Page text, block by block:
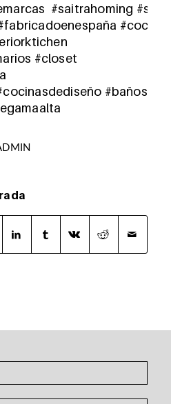
#saitrahoming
#closet
#baños